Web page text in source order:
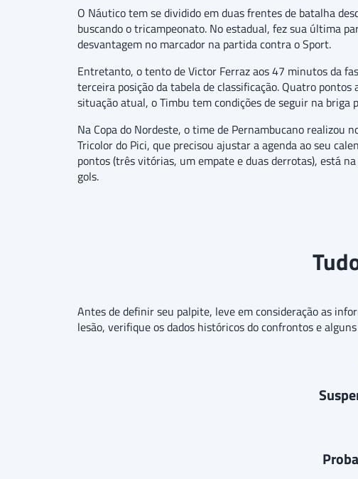
O Náutico tem se dividido em duas frentes de batalha
buscando o tricampeonato. No estadual, fez sua última
desvantagem no marcador na partida contra o Sport.
Entretanto, o tento de Victor Ferraz aos 47 minutos da
terceira posição da tabela de classificação. Quatro
situação atual, o Timbu tem condições de seguir na
Na Copa do Nordeste, o time de Pernambucano realizou
Tricolor do Pici, que precisou ajustar a agenda ao seu
pontos (três vitórias, um empate e duas derrotas), está
gols.
Antes de definir seu palpite, leve em consideração as
lesão, verifique os dados históricos do confrontos e